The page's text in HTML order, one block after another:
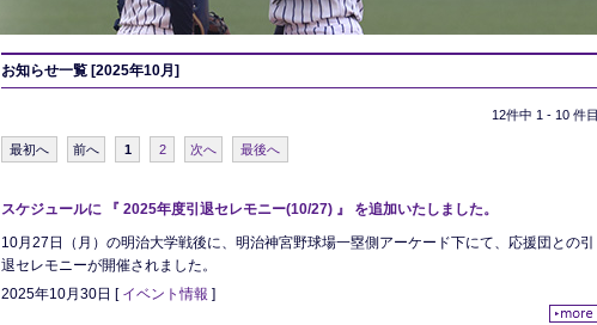
お知らせ一覧 [2025年10月]
12件中 1 - 10 件目
最初へ 前へ 1 2 次へ 最後へ
スケジュールに 『 2025年度引退セレモニー(10/27) 』 を追加いたしました。
10月27日（月）の明治大学戦後に、明治神宮野球場一塁側アーケード下にて、応援団との引
退セレモニーが開催されました。
2025年10月30日 [ イベント情報 ]